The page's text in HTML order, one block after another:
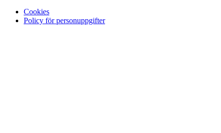
Cookies
Policy för personuppgifter